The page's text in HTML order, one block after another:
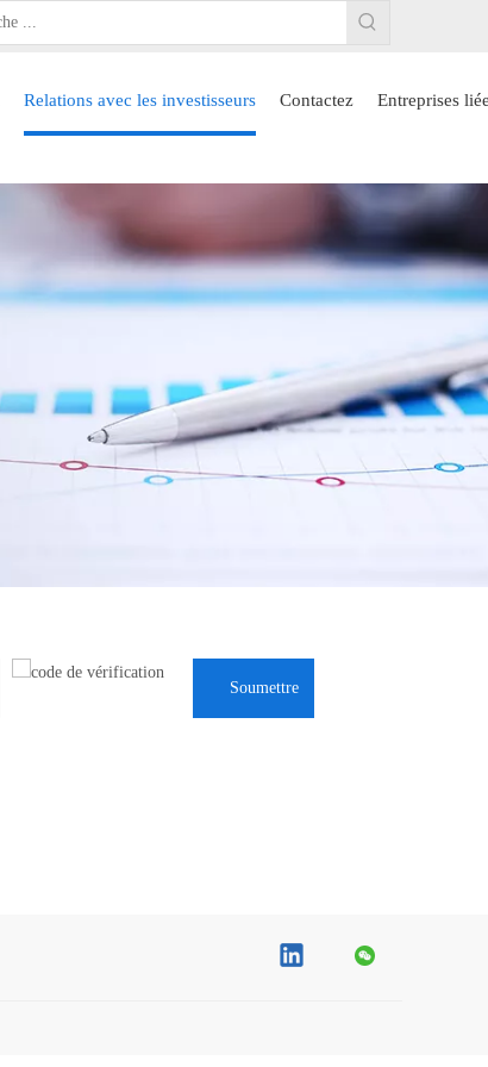
Relations avec les investisseurs Contactez Entreprises
Soumettre